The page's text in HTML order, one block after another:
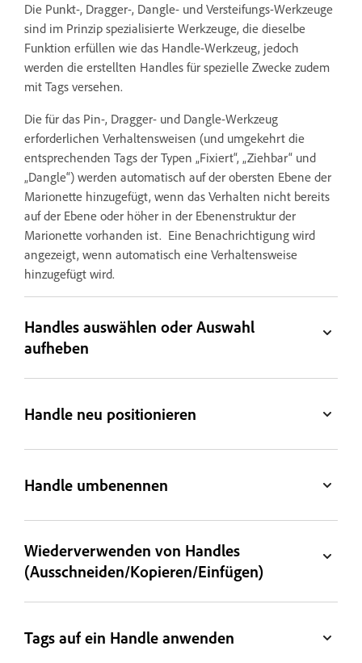
Die Punkt-, Dragger-, Dangle- und Versteifungs-Werkzeuge
sind im Prinzip spezialisierte Werkzeuge, die dieselbe
Funktion erfüllen wie das Handle-Werkzeug, jedoch
werden die erstellten Handles für spezielle Zwecke zudem
mit Tags versehen.
Die für das Pin-, Dragger- und Dangle-Werkzeug
erforderlichen Verhaltensweisen (und umgekehrt die
entsprechenden Tags der Typen „Fixiert“, „Ziehbar“ und
„Dangle“) werden automatisch auf der obersten Ebene der
Marionette hinzugefügt, wenn das Verhalten nicht bereits
auf der Ebene oder höher in der Ebenenstruktur der
Marionette vorhanden ist. Eine Benachrichtigung wird
angezeigt, wenn automatisch eine Verhaltensweise
hinzugefügt wird.
Handles auswählen oder Auswahl
aufheben
Handle neu positionieren
Handle umbenennen
Wiederverwenden von Handles
(Ausschneiden/Kopieren/Einfügen)
Tags auf ein Handle anwenden